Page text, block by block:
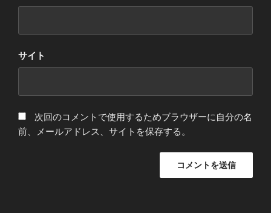
サイト
次回のコメントで使用するためブラウザーに自分の名
前、メールアドレス、サイトを保存する。